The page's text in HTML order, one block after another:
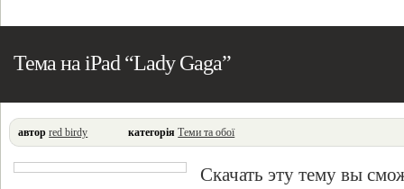
Тема на iPad “Lady Gaga”
автор red birdy категорія Теми та обої
Скачать эту тему вы